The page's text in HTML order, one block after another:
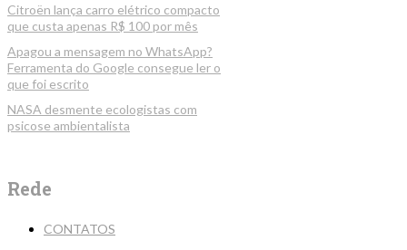
Citroën lança carro elétrico compacto
que custa apenas R$ 100 por mês
Apagou a mensagem no WhatsApp?
Ferramenta do Google consegue ler o
que foi escrito
NASA desmente ecologistas com
psicose ambientalista
Rede
CONTATOS